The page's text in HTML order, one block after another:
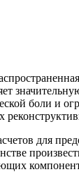
боли и
для